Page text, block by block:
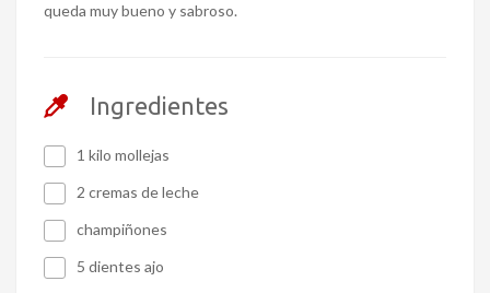
queda muy bueno y sabroso.
Ingredientes
1 kilo mollejas
2 cremas de leche
champiñones
5 dientes ajo